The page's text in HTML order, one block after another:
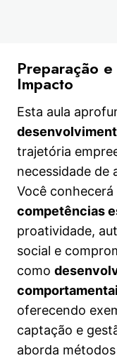
21 aulas
3. Uma
4. Quem não
(nem
8 aulas
5. Foi linda a
3 aulas
Preparação
Impacto
Esta aula
trajetória
necessidade de
Você conhecerá
competências
proatividade,
social e
como
oferecendo
captação e
aborda